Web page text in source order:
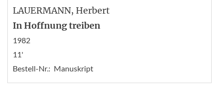
LAUERMANN, Herbert
In Hoffnung treiben
1982
11'
Bestell-Nr.: Manuskript